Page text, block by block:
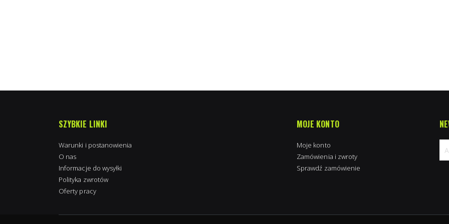
SZYBKIE LINKI
Warunki i postanowienia
O nas
Informacje do wysyłki
Polityka zwrotów
Oferty pracy
MOJE KONTO
Moje konto
Zamówienia i zwroty
Sprawdź zamówienie